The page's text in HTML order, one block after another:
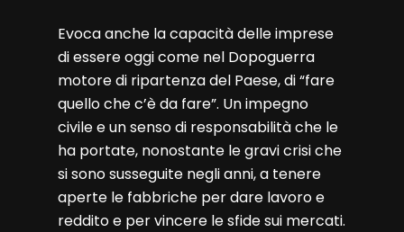
Evoca anche la capacità delle imprese
di essere oggi come nel Dopoguerra
motore di ripartenza del Paese, di “fare
quello che c’è da fare”. Un impegno
civile e un senso di responsabilità che le
ha portate, nonostante le gravi crisi che
si sono susseguite negli anni, a tenere
aperte le fabbriche per dare lavoro e
reddito e per vincere le sfide sui mercati.